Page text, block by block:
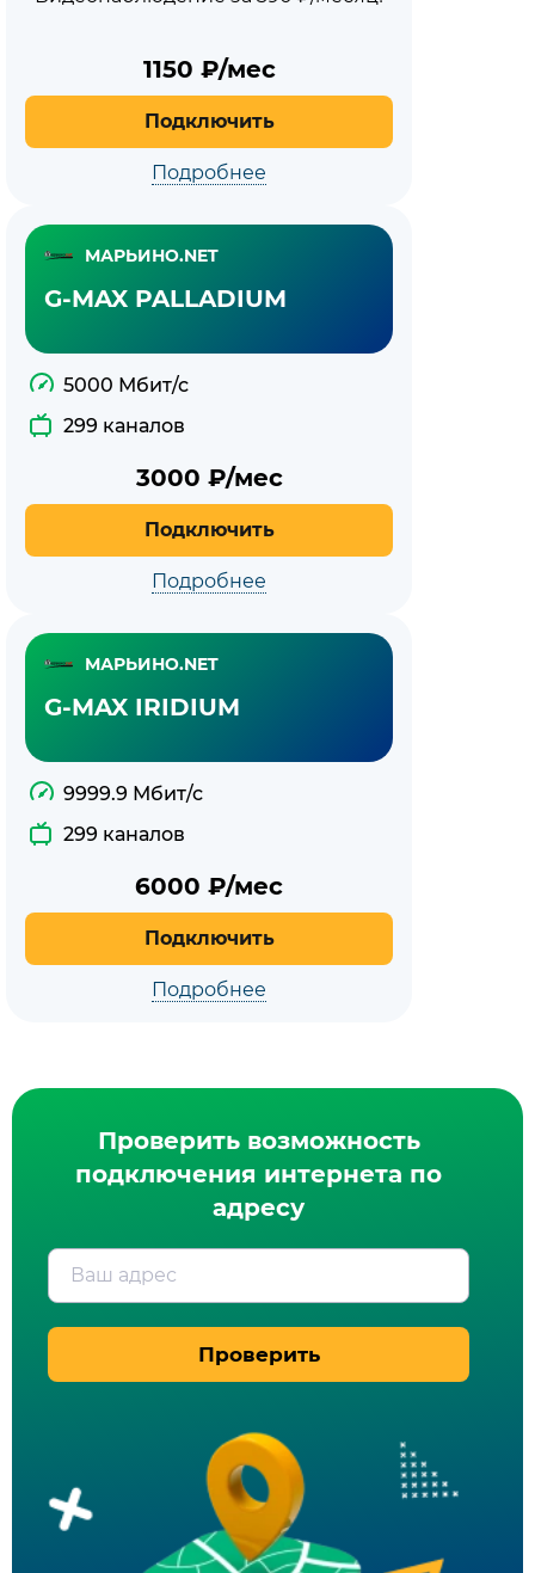
1150 ₽/мес
Подключить
Подробнее
МАРЬИНО.NET
G-MAX PALLADIUM
5000 Мбит/с
299 каналов
3000 ₽/мес
Подключить
Подробнее
МАРЬИНО.NET
G-MAX IRIDIUM
9999.9 Мбит/с
299 каналов
6000 ₽/мес
Подключить
Подробнее
Проверить возможность
подключения интернета по
адресу
Ваш адрес
Проверить